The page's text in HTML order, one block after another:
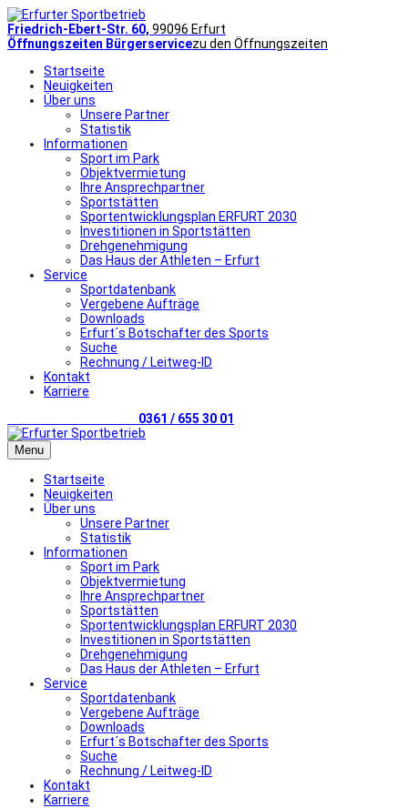
Friedrich-Ebert-Str. 60, 99096 Erfurt
Öffnungszeiten Bürgerservicezu den Öffnungszeiten
Startseite
Neuigkeiten
Über uns
Unsere Partner
Statistik
Informationen
Sport im Park
Objektvermietung
Ihre Ansprechpartner
Sportstätten
Sportentwicklungsplan ERFURT 2030
Investitionen in Sportstätten
Drehgenehmigung
Das Haus der Athleten – Erfurt
Service
Sportdatenbank
Vergebene Aufträge
Downloads
Erfurt´s Botschafter des Sports
Suche
Rechnung / Leitweg-ID
Kontakt
Karriere
0361 / 655 30 01
Menu
Startseite
Neuigkeiten
Über uns
Unsere Partner
Statistik
Informationen
Sport im Park
Objektvermietung
Ihre Ansprechpartner
Sportstätten
Sportentwicklungsplan ERFURT 2030
Investitionen in Sportstätten
Drehgenehmigung
Das Haus der Athleten – Erfurt
Service
Sportdatenbank
Vergebene Aufträge
Downloads
Erfurt´s Botschafter des Sports
Suche
Rechnung / Leitweg-ID
Kontakt
Karriere